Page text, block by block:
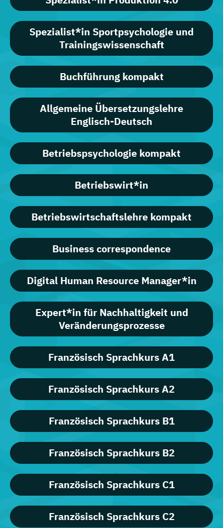
Spezialist*in Sportpsychologie und
Trainingswissenschaft
Buchführung kompakt
Allgemeine Übersetzungslehre
Englisch-Deutsch
Betriebspsychologie kompakt
Betriebswirt*in
Betriebswirtschaftslehre kompakt
Business correspondence
Digital Human Resource Manager*in
Expert*in für Nachhaltigkeit und
Veränderungsprozesse
Französisch Sprachkurs A1
Französisch Sprachkurs A2
Französisch Sprachkurs B1
Französisch Sprachkurs B2
Französisch Sprachkurs C1
Französisch Sprachkurs C2